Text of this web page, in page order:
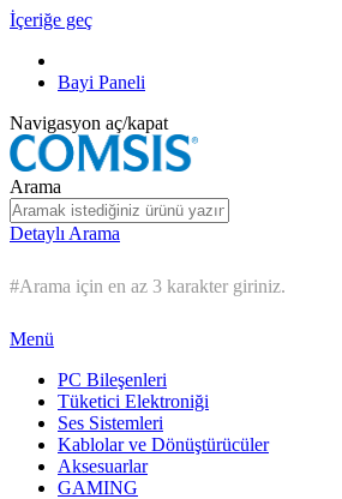
İçeriğe geç
Bayi Paneli
Navigasyon aç/kapat
Arama
Detaylı Arama
#Arama için en az 3 karakter giriniz.
Menü
PC Bileşenleri
Tüketici Elektroniği
Ses Sistemleri
Kablolar ve Dönüştürücüler
Aksesuarlar
GAMING